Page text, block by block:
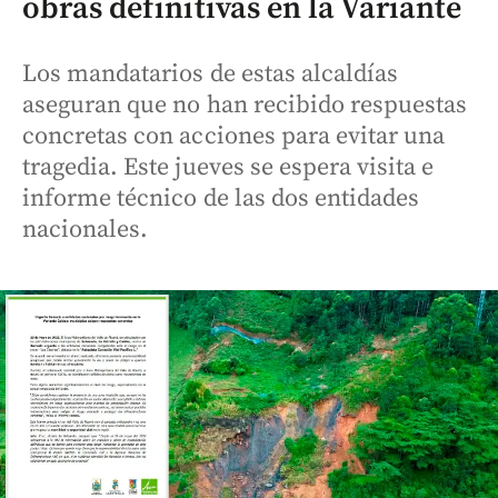
obras definitivas en la Variante
Los mandatarios de estas alcaldías
aseguran que no han recibido respuestas
concretas con acciones para evitar una
tragedia. Este jueves se espera visita e
informe técnico de las dos entidades
nacionales.